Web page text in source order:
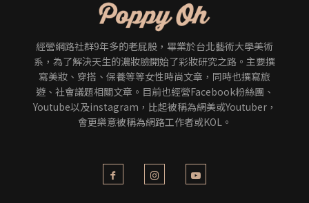
經營網路社群9年多的老屁股，畢業於台北藝術大學美術
系，為了解決天生的濃妝臉開始了彩妝研究之路。主要撰
寫美妝、穿搭、保養等等女性時尚文章，同時也撰寫旅
遊、社會議題相關文章。目前也經營Facebook粉絲團、
Youtube以及instagram，比起被稱為網美或Youtuber，
會更樂意被稱為網路工作者或KOL。